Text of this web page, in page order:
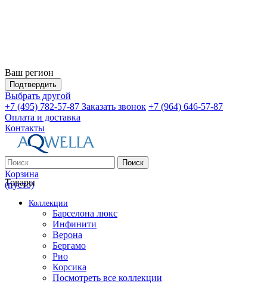
Ваш регион
Подтвердить
Выбрать другой
+7 (495) 782-57-87 Заказать звонок +7 (964) 646-57-87
Оплата и доставка
Контакты
Поиск
Корзина
(пусто)
Товары
Коллекции
Барселона люкс
Инфинити
Верона
Бергамо
Рио
Корсика
Посмотреть все коллекции